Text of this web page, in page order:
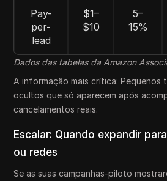
Pay-
per-
lead
$1–
$10
5–
15%
Dados das tabelas da Amazon
A informação mais crítica: Pequenos
ocultos que só aparecem após
cancelamentos reais.
Escalar: Quando expandir
ou redes
Se as suas campanhas-piloto